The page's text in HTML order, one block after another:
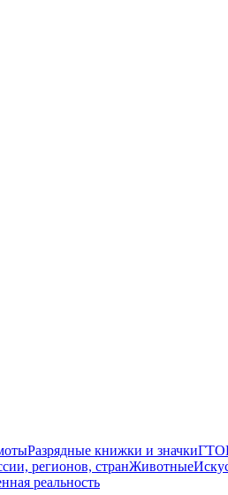
Разрядные книжки и значкиГТО
регионов, странЖивотные
реальность